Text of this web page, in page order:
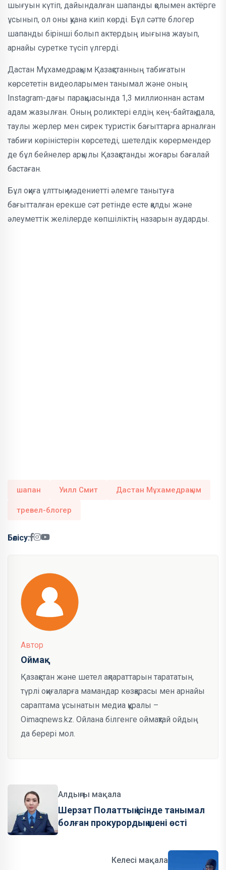
шығуын күтіп, дайындалған шапанды қолымен актёрге
ұсынып, ол оны қуана киіп көрді. Бұл сәтте блогер
шапанды бірінші болып актердың иығына жауып,
арнайы суретке түсіп үлгерді.
Дастан Мұхамедрақым Қазақстанның табиғатын
көрсететін видеоларымен танымал және оның
Instagram-дағы парақшасында 1,3 миллионнан астам
адам жазылған. Оның роликтері елдің кең-байтақ дала,
таулы жерлер мен сирек туристік бағыттарға арналған
табиғи көріністерін көрсетеді, шетелдік көрермендер
де бұл бейнелер арқылы Қазақстанды жоғары бағалай
бастаған.
Бұл оқиға ұлттық мәдениетті әлемге танытуға
бағытталған ерекше сәт ретінде есте қалды және
әлеуметтік желілерде көпшіліктің назарын аударды.
шапан Уилл Смит Дастан Мұхамедрақым
тревел-блогер
Бөлісу:
Автор
Оймақ
Қазақстан және шетел ақпараттарын тарататын,
түрлі оқиғаларға мамандар көзқарасы мен арнайы
сараптама ұсынатын медиа құралы –
Oimaqnews.kz. Ойлана білгенге оймақтай ойдың
да берері мол.
Алдыңғы мақала
Шерзат Полаттың ісінде танымал
болған прокурордың шені өсті
Келесі мақала